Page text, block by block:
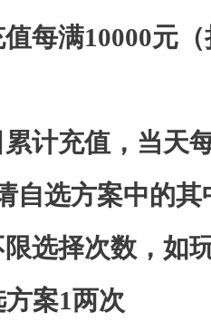
每满10000元
计充值，当天
自选方案中的其
选择次数，如
案1两次